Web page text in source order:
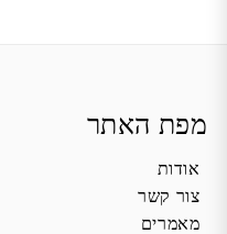
מפת האתר
אודות
צור קשר
מאמרים